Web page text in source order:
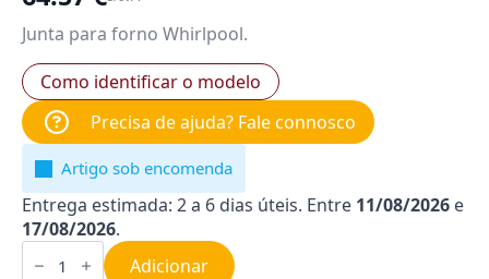
Junta para forno Whirlpool.
Como identificar o modelo
Precisa de ajuda? Fale connosco
Artigo sob encomenda
Entrega estimada: 2 a 6 dias úteis. Entre 11/08/2026 e
17/08/2026.
Quantidade
de Adicionar